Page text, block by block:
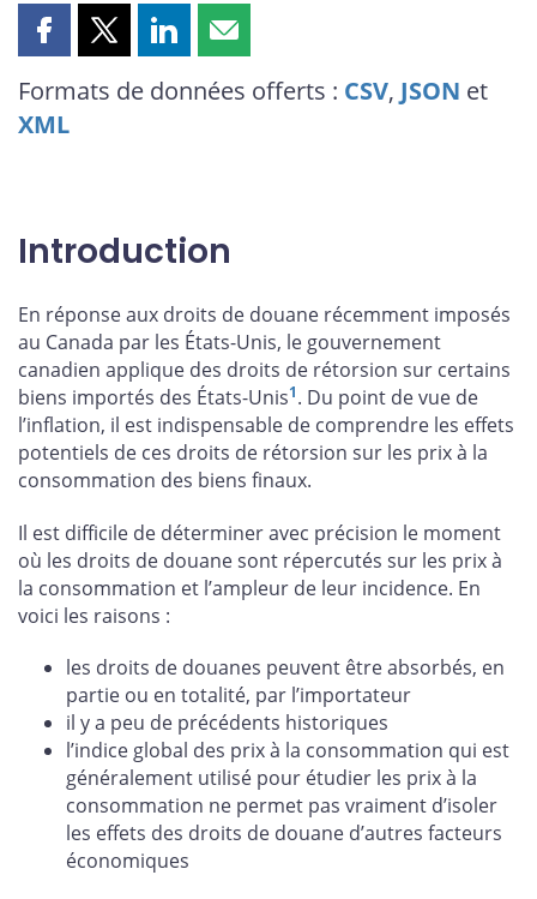
Partager
page
sur
Partager
page
Partager
page
Partager
page
Formats de données offerts : CSV, JSON et
XML
Introduction
En réponse aux droits de douane récemment imposés
au Canada par les États-Unis, le gouvernement
canadien applique des droits de rétorsion sur certains
biens importés des États-Unis1. Du point de vue de
l’inflation, il est indispensable de comprendre les effets
potentiels de ces droits de rétorsion sur les prix à la
consommation des biens finaux.
Il est difficile de déterminer avec précision le moment
où les droits de douane sont répercutés sur les prix à
la consommation et l’ampleur de leur incidence. En
voici les raisons :
les droits de douanes peuvent être absorbés, en
partie ou en totalité, par l’importateur
il y a peu de précédents historiques
l’indice global des prix à la consommation qui est
généralement utilisé pour étudier les prix à la
consommation ne permet pas vraiment d’isoler
les effets des droits de douane d’autres facteurs
économiques